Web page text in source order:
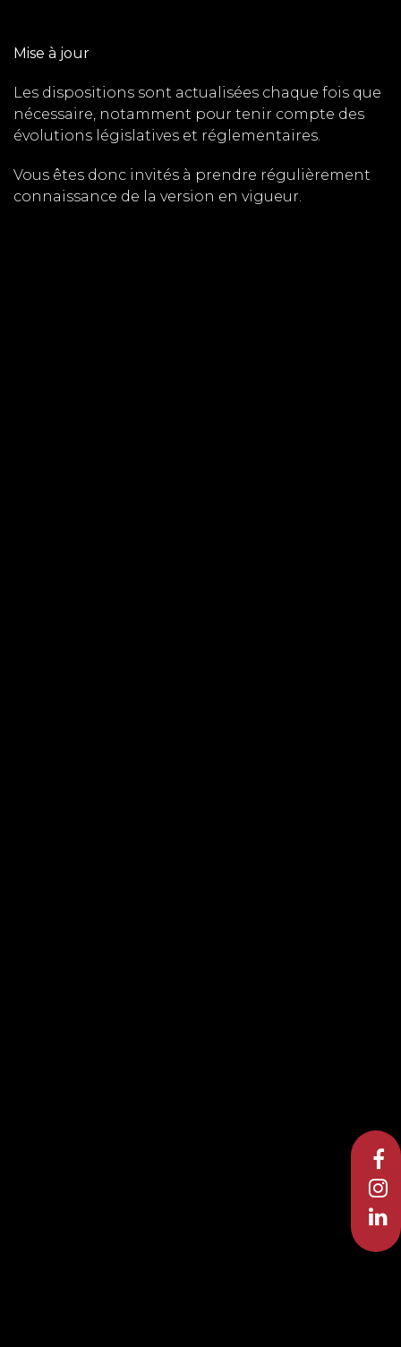
Mise à jour
Les dispositions sont actualisées chaque fois que
nécessaire, notamment pour tenir compte des
évolutions législatives et réglementaires.
Vous êtes donc invités à prendre régulièrement
connaissance de la version en vigueur.